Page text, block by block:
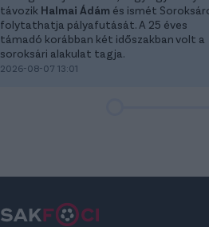
távozik Halmai Ádám és ismét
folytathatja pályafutását. A 25 éves
támadó korábban két időszakban volt a
soroksári alakulat tagja.
2026-08-07 13:01